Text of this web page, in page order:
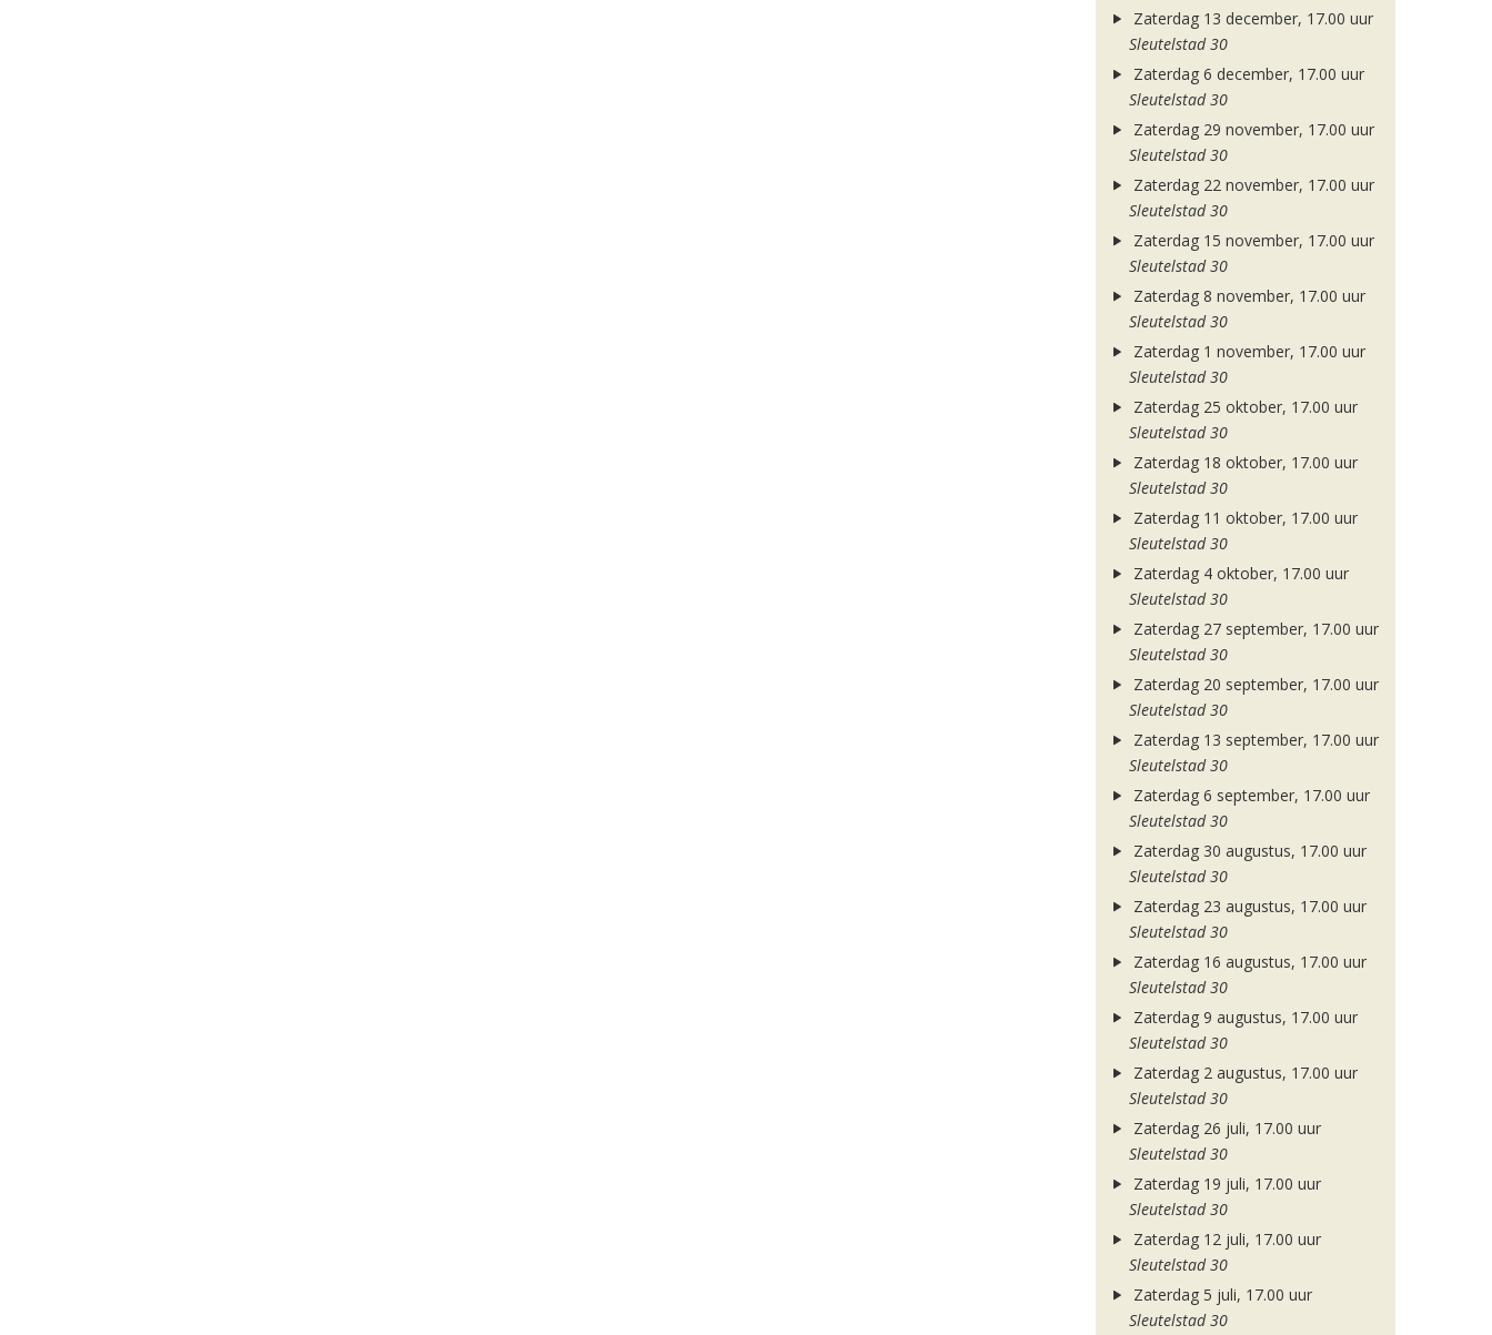
Zaterdag 13 december, 17.00 uur
Sleutelstad 30
Zaterdag 6 december, 17.00 uur
Sleutelstad 30
Zaterdag 29 november, 17.00 uur
Sleutelstad 30
Zaterdag 22 november, 17.00 uur
Sleutelstad 30
Zaterdag 15 november, 17.00 uur
Sleutelstad 30
Zaterdag 8 november, 17.00 uur
Sleutelstad 30
Zaterdag 1 november, 17.00 uur
Sleutelstad 30
Zaterdag 25 oktober, 17.00 uur
Sleutelstad 30
Zaterdag 18 oktober, 17.00 uur
Sleutelstad 30
Zaterdag 11 oktober, 17.00 uur
Sleutelstad 30
Zaterdag 4 oktober, 17.00 uur
Sleutelstad 30
Zaterdag 27 september, 17.00 uur
Sleutelstad 30
Zaterdag 20 september, 17.00 uur
Sleutelstad 30
Zaterdag 13 september, 17.00 uur
Sleutelstad 30
Zaterdag 6 september, 17.00 uur
Sleutelstad 30
Zaterdag 30 augustus, 17.00 uur
Sleutelstad 30
Zaterdag 23 augustus, 17.00 uur
Sleutelstad 30
Zaterdag 16 augustus, 17.00 uur
Sleutelstad 30
Zaterdag 9 augustus, 17.00 uur
Sleutelstad 30
Zaterdag 2 augustus, 17.00 uur
Sleutelstad 30
Zaterdag 26 juli, 17.00 uur
Sleutelstad 30
Zaterdag 19 juli, 17.00 uur
Sleutelstad 30
Zaterdag 12 juli, 17.00 uur
Sleutelstad 30
Zaterdag 5 juli, 17.00 uur
Sleutelstad 30